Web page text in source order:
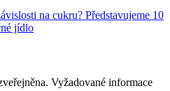
na cukru? Představujeme 10
jídlo
Vyžadované informace